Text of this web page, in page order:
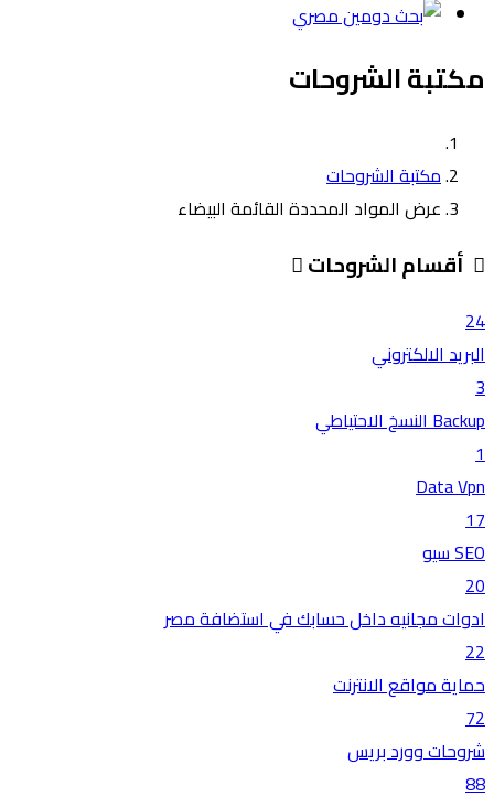
مكتبة الشروحات
مكتبة الشروحات
عرض المواد المحددة القائمة البيضاء
أقسام الشروحات
24
البريد الالكتروني
3
Backup النسخ الاحتياطي
1
Data Vpn
17
SEO سيو
20
ادوات مجانيه داخل حسابك في استضافة مصر
22
حماية مواقع الانترنت
72
شروحات وورد بريس
88